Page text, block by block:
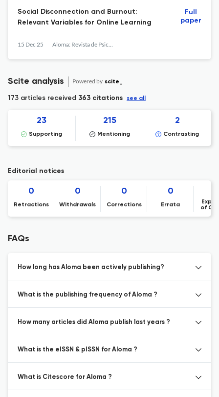
Social Disconnection and Burnout:
Relevant Variables for Online Learning
15 Dec 25 Aloma: Revista de Psicologia, Ciències de l'Educació i de l'Esport
Full
paper
Scite analysis Powered by scite_
173 articles received 363 citations see all
23
Supporting
215
Mentioning
2
Contrasting
Editorial notices
0
Retractions
0
Withdrawals
0
Corrections
0
Errata
of
FAQs
How long has Aloma been actively publishing?
What is the publishing frequency of Aloma ?
How many articles did Aloma publish last years ?
What is the eISSN & pISSN for Aloma ?
What is Citescore for Aloma ?